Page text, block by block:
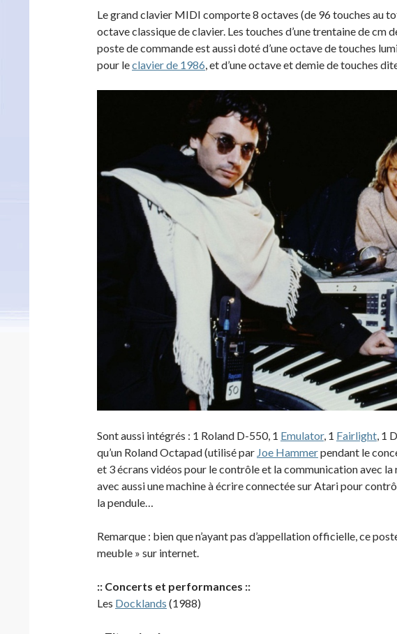
Le grand clavier MIDI comporte 8 octaves (de 96 touches au
octave classique de clavier. Les touches d’une trentaine de cm
poste de commande est aussi doté d’une octave de touches
pour leclavier de 1986, et d’une octave et demie de touches
Sont aussi intégrés : 1 Roland D-550, 1 Emulator, 1 Fairlight, 1
qu’un Roland Octapad (utilisé par Joe Hammerpendant le
et 3 écrans vidéos pour le contrôle et la communication avec
avec aussi une machine à écrire connectée sur Atari pour
la pendule…
Remarque : bien que n’ayant pas d’appellation officielle, ce
meuble » sur internet.
:: Concerts et performances ::
Les Docklands (1988)